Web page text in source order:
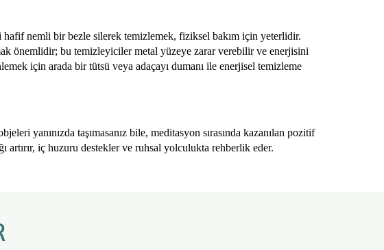
nemli bir bezle silerek temizlemek, fiziksel bakım için yeterlidir.
önemlidir; bu temizleyiciler metal yüzeye zarar verebilir ve enerjisini
için arada bir tütsü veya adaçayı dumanı ile enerjisel temizleme
yanınızda taşımasanız bile, meditasyon sırasında kazanılan pozitif
iç huzuru destekler ve ruhsal yolculukta rehberlik eder.